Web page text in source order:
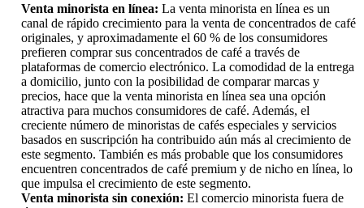
Venta minorista en línea: La venta minorista en línea es un
canal de rápido crecimiento para la venta de concentrados de café
originales, y aproximadamente el 60 % de los consumidores
prefieren comprar sus concentrados de café a través de
plataformas de comercio electrónico. La comodidad de la entrega
a domicilio, junto con la posibilidad de comparar marcas y
precios, hace que la venta minorista en línea sea una opción
atractiva para muchos consumidores de café. Además, el
creciente número de minoristas de cafés especiales y servicios
basados ​​en suscripción ha contribuido aún más al crecimiento de
este segmento. También es más probable que los consumidores
encuentren concentrados de café premium y de nicho en línea, lo
que impulsa el crecimiento de este segmento.
Venta minorista sin conexión: El comercio minorista fuera de